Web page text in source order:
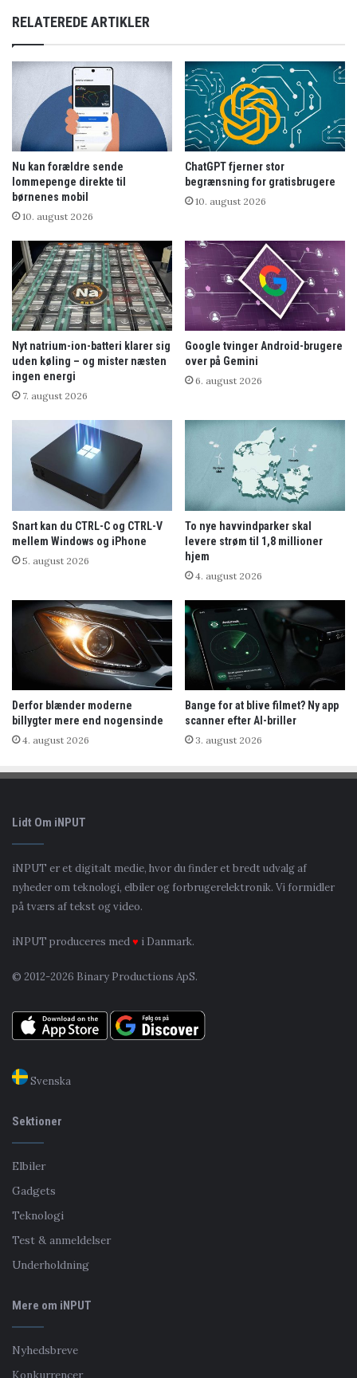
RELATEREDE ARTIKLER
Nu kan forældre sende
lommepenge direkte til
børnenes mobil
10. august 2026
ChatGPT fjerner stor
begrænsning for gratisbrugere
10. august 2026
Nyt natrium-ion-batteri klarer sig
uden køling – og mister næsten
ingen energi
7. august 2026
Google tvinger Android-brugere
over på Gemini
6. august 2026
Snart kan du CTRL-C og CTRL-V
mellem Windows og iPhone
5. august 2026
To nye havvindparker skal
levere strøm til 1,8 millioner
hjem
4. august 2026
Derfor blænder moderne
billygter mere end nogensinde
4. august 2026
Bange for at blive filmet? Ny app
scanner efter AI-briller
3. august 2026
Lidt Om iNPUT
iNPUT er et digitalt medie, hvor du finder et bredt udvalg af
nyheder om teknologi, elbiler og forbrugerelektronik. Vi formidler
på tværs af tekst og video.
iNPUT produceres med♥ i Danmark.
© 2012-2026 Binary Productions ApS.
Svenska
Sektioner
Elbiler
Gadgets
Teknologi
Test & anmeldelser
Underholdning
Mere om iNPUT
Nyhedsbreve
Konkurrencer